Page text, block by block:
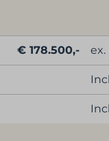
€ 178.500,- ex.